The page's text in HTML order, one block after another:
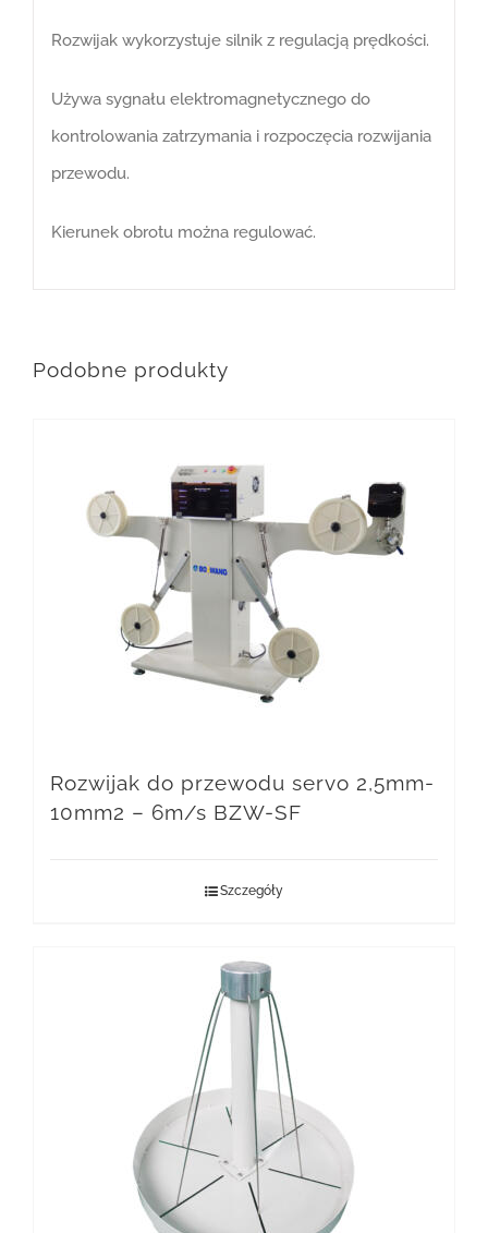
Rozwijak wykorzystuje silnik z regulacją prędkości.
Używa sygnału elektromagnetycznego do
kontrolowania zatrzymania i rozpoczęcia rozwijania
przewodu.
Kierunek obrotu można regulować.
Podobne produkty
Rozwijak do przewodu servo 2,5mm-
10mm2 – 6m/s BZW-SF
Szczegóły